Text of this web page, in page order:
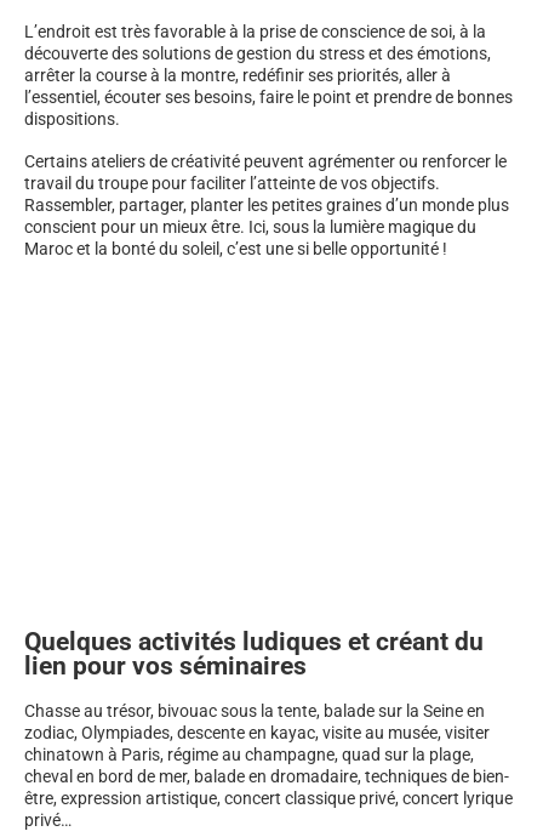
L’endroit est très favorable à la prise de conscience de soi, à la
découverte des solutions de gestion du stress et des émotions,
arrêter la course à la montre, redéfinir ses priorités, aller à
l’essentiel, écouter ses besoins, faire le point et prendre de bonnes
dispositions.
Certains ateliers de créativité peuvent agrémenter ou renforcer le
travail du troupe pour faciliter l’atteinte de vos objectifs.
Rassembler, partager, planter les petites graines d’un monde plus
conscient pour un mieux être. Ici, sous la lumière magique du
Maroc et la bonté du soleil, c’est une si belle opportunité !
Quelques activités ludiques et créant du
lien pour vos séminaires
Chasse au trésor, bivouac sous la tente, balade sur la Seine en
zodiac, Olympiades, descente en kayac, visite au musée, visiter
chinatown à Paris, régime au champagne, quad sur la plage,
cheval en bord de mer, balade en dromadaire, techniques de bien-
être, expression artistique, concert classique privé, concert lyrique
privé…